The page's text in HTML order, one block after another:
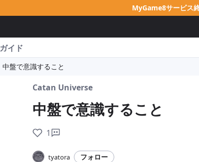
MyGame8サービス
ガイド
中盤で意識すること
Catan Universe
中盤で意識すること
1
tyatora フォロー